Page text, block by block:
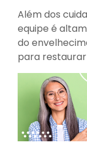
Além dos
equipe é
do
para restaurar